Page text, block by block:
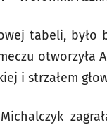
tabeli, było
otworzyła
i strzałem